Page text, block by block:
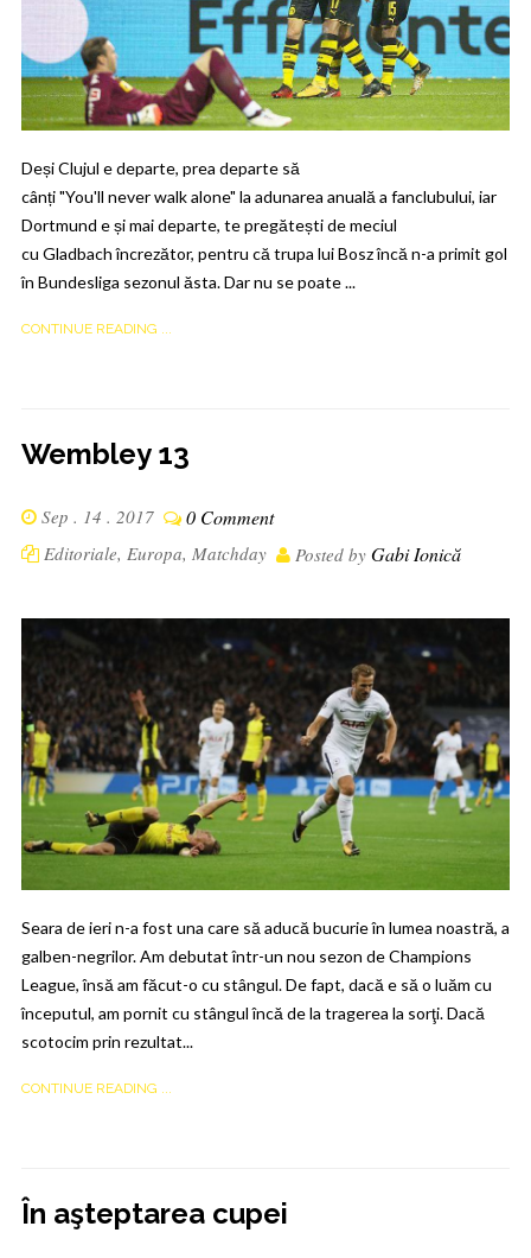
Deși Clujul e departe, prea departe să
cânți "You'll never walk alone" la adunarea anuală a fanclubului, iar
Dortmund e și mai departe, te pregătești de meciul
cu Gladbach încrezător, pentru că trupa lui Bosz încă n-a primit gol
în Bundesliga sezonul ăsta. Dar nu se poate ...
CONTINUE READING ...
Wembley 13
Sep . 14 . 2017 0 Comment
Editoriale, Europa, Matchday Posted by Gabi Ionică
Seara de ieri n-a fost una care să aducă bucurie în lumea noastră, a
galben-negrilor. Am debutat într-un nou sezon de Champions
League, însă am făcut-o cu stângul. De fapt, dacă e să o luăm cu
începutul, am pornit cu stângul încă de la tragerea la sorţi. Dacă
scotocim prin rezultat...
CONTINUE READING ...
În aşteptarea cupei